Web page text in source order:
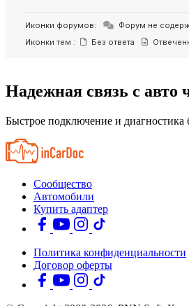
Иконки форумов: Форум не
Иконки тем :
Без ответа
Надежная связь с авто
Быстрое подключение и диагностика
Сообщество
Автомобили
Купить адаптер
Политика конфиденциальности
Договор оферты